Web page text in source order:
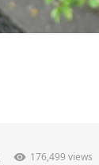
176,499 views